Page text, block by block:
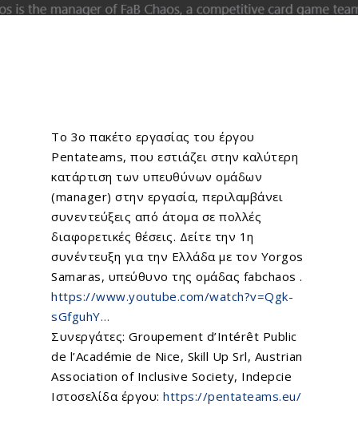
Το 3ο πακέτο εργασίας του έργου
Pentateams, που εστιάζει στην καλύτερη
κατάρτιση των υπευθύνων ομάδων
(manager) στην εργασία, περιλαμβάνει
συνεντεύξεις από άτομα σε πολλές
διαφορετικές θέσεις. Δείτε την 1η
συνέντευξη για την Ελλάδα με τον Yorgos
Samaras, υπεύθυνο της ομάδας fabchaos .
https://www.youtube.com/watch?v=Qgk-
sGfguhY…
Συνεργάτες:Groupement d’Intérêt Public
de l’Académie de Nice, Skill Up Srl, Austrian
Association of Inclusive Society, Indepcie
Ιστοσελίδα έργου:https://pentateams.eu/